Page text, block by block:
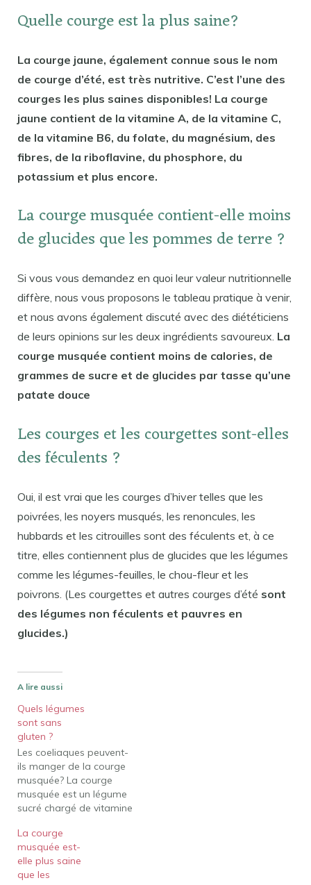
Quelle courge est la plus saine?
La courge jaune, également connue sous le nom
de courge d’été, est très nutritive. C’est l’une des
courges les plus saines disponibles! La courge
jaune contient de la vitamine A, de la vitamine C,
de la vitamine B6, du folate, du magnésium, des
fibres, de la riboflavine, du phosphore, du
potassium et plus encore.
La courge musquée contient-elle moins
de glucides que les pommes de terre ?
Si vous vous demandez en quoi leur valeur nutritionnelle
diffère, nous vous proposons le tableau pratique à venir,
et nous avons également discuté avec des diététiciens
de leurs opinions sur les deux ingrédients savoureux. La
courge musquée contient moins de calories, de
grammes de sucre et de glucides par tasse qu’une
patate douce
Les courges et les courgettes sont-elles
des féculents ?
Oui, il est vrai que les courges d’hiver telles que les
poivrées, les noyers musqués, les renoncules, les
hubbards et les citrouilles sont des féculents et, à ce
titre, elles contiennent plus de glucides que les légumes
comme les légumes-feuilles, le chou-fleur et les
poivrons. (Les courgettes et autres courges d’été sont
des légumes non féculents et pauvres en
glucides.)
A lire aussi
Quels légumes
sont sans
gluten ?
Les coeliaques peuvent-
ils manger de la courge
musquée? La courge
musquée est un légume
sucré chargé de vitamine
fait de ce légume orange
vif un acteur puissant de
votre alimentation saine
et sans gluten. La courge
La courge
musquée est-
elle plus saine
que les